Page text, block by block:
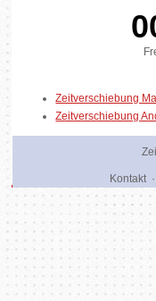
Zeitverschiebung
Zeitverschiebung
Kontakt·